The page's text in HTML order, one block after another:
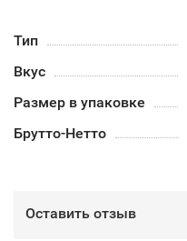
Тип
Вкус
Размер в упаковке
Брутто-Нетто
Оставить отзыв